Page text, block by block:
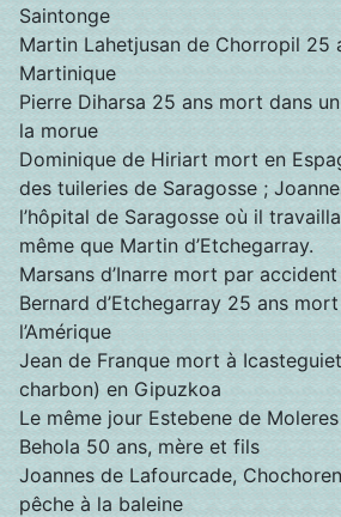
Saintonge
Martin Lahetjusan de Chorropil 25
Martinique
Pierre Diharsa 25 ans mort dans
la morue
Dominique de Hiriart mort en
des tuileries de Saragosse ;
l’hôpital de Saragosse où il
même que Martin d’Etchegarray.
Marsans d’Inarre mort par accident
Bernard d’Etchegarray 25 ans
l’Amérique
Jean de Franque mort à
charbon) en Gipuzkoa
Le même jour Estebene de
Behola 50 ans, mère et fils
Joannes de Lafourcade,
pêche à la baleine